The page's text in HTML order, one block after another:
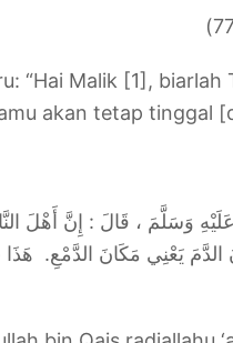
“Hai Malik [1], biarlah
akan tetap tinggal
وَسَلَّمَ ، قَالَ : إِنَّ أَهْلَ
يَعْنِي مَكَانَ الدَّمْعِ.